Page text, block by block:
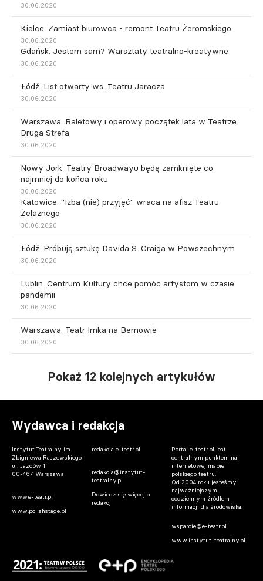
30.06.2020
Kielce. Zamiast biurowca - remont Teatru Żeromskiego
30.06.2020
Gdańsk. Jestem sam? Warsztaty teatralno-kreatywne
30.06.2020
Łódź. List otwarty ws. Teatru Jaracza
30.06.2020
Warszawa. Baletowy i operowy początek lata w Teatrze
Druga Strefa
30.06.2020
Nowy Jork. Teatry Broadwayu będą zamknięte co
najmniej do końca roku
30.06.2020
Katowice. "Izba (nie) przyjęć" wraca na afisz Teatru
Żelaznego
30.06.2020
Łódź. Próbują sztukę Davida S. Craiga w Powszechnym
30.06.2020
Lublin. Centrum Kultury chce pomóc artystom w czasie
pandemii
30.06.2020
Warszawa. Teatr Imka na Bemowie
30.06.2020
Pokaż 12 kolejnych artykułów
Wydawca i redakcja
Instytut Teatralny im.
Zbigniewa Raszewskiego
ul. Jazdów 1
00-467 Warszawa
www.e-teatr.pl
www.polishstage.pl
redakcja e-teatr.pl
redakcja@instytut-
teatralny.pl
Dowiedz się więcej o
redakcji
Portal e-teatr.pl jest
centralnym punktem na
internetowej mapie
polskiego teatru.
Od 2004 roku jesteśmy
najważniejszym,
codziennym źródłem
informacji dla środowiska.
wsparcie@e-teatr.pl
www.instytut-teatralny.pl